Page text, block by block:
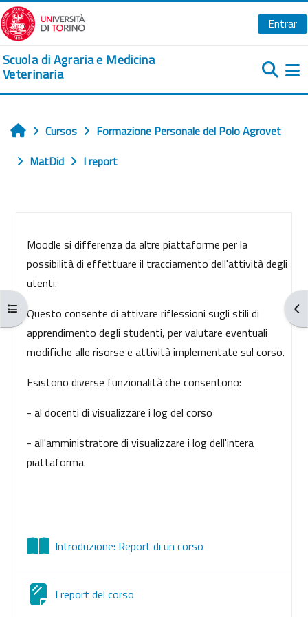
Salta al contenido principal
Entrar
Scuola di Agraria e Medicina
Veterinaria
Abrir índice del curso
Inicio
Cursos
Formazione Personale del Polo Agrovet
MatDid
I report
Moodle si differenza da altre piattaforme per la
possibilità di effettuare il tracciamento dell'attività degli
utenti.
Questo consente di attivare riflessioni sugli stili di
apprendimento degli studenti, per valutare eventuali
modifiche alle risorse e attività implementate sul corso.
Esistono diverse funzionalità che consentono:
- al docenti di visualizzare i log del corso
- all'amministratore di visualizzare i log dell'intera
piattaforma.
Introduzione: Report di un corso
I report del corso